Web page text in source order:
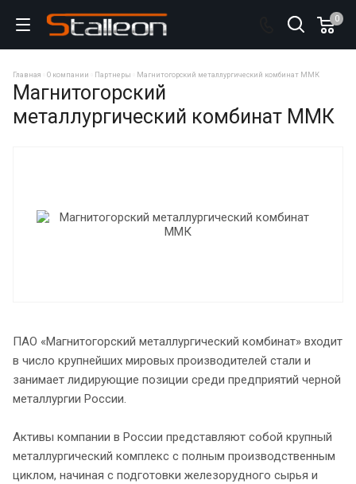
0
Главная О компании Партнеры Магнитогорский металлургический комбинат ММК
Магнитогорский
металлургический комбинат ММК
ПАО «Магнитогорский металлургический комбинат» входит
в число крупнейших мировых производителей стали и
занимает лидирующие позиции среди предприятий черной
металлургии России.
Активы компании в России представляют собой крупный
металлургический комплекс с полным производственным
циклом, начиная с подготовки железорудного сырья и